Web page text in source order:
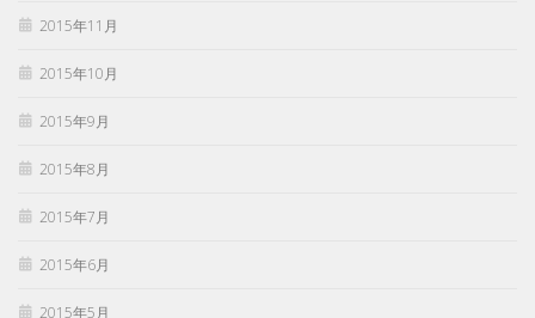
2015年11月
2015年10月
2015年9月
2015年8月
2015年7月
2015年6月
2015年5月